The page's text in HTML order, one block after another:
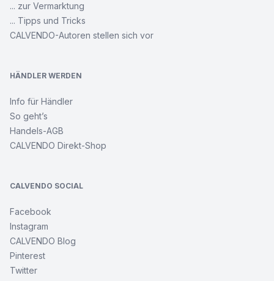
... zur Vermarktung
... Tipps und Tricks
CALVENDO-Autoren stellen sich vor
HÄNDLER WERDEN
Info für Händler
So geht’s
Handels-AGB
CALVENDO Direkt-Shop
CALVENDO SOCIAL
Facebook
Instagram
CALVENDO Blog
Pinterest
Twitter